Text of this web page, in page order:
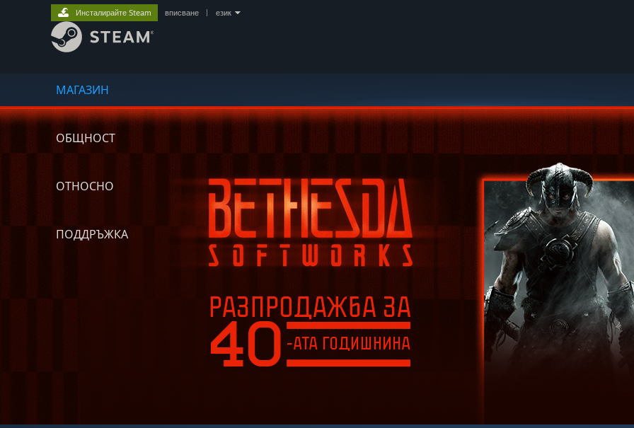
МАГАЗИН
ОБЩНОСТ
ОТНОСНО
ПОДДРЪЖКА
Инсталирайте Steam вписване език